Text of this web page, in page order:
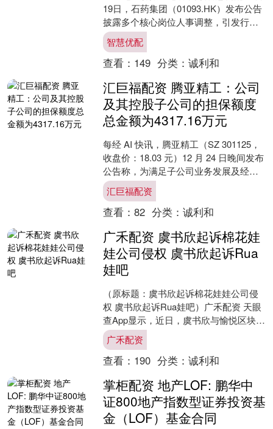
19日，石药集团（01093.HK）发布公告
披露多个核心岗位人事调整，引发行业
广泛关注。 公告显示，张翠龙因工作调
动不....
智慧优配
查看： 149 分类： 诚利和
汇巨福配资 腾亚精工：公司
及其控股子公司的担保额度
总金额为4317.16万元
每经 AI 快讯，腾亚精工（SZ 301125，
收盘价：18.03 元）12 月 24 日晚间发布
公告称，为满足子公司业务发展及经营
需要，公司拟为全资子公司安徽....
汇巨福配资
查看： 82 分类： 诚利和
广禾配资 虞书欣起诉棉花娃
娃公司侵权 虞书欣起诉Rua
娃吧
（原标题：虞书欣起诉棉花娃娃公司侵
权 虞书欣起诉Rua娃吧）广禾配资 天眼
查App显示，近日，虞书欣与愉悦区块
（杭州）科技有限公司天津分公司、愉
悦区块（杭州）科....
广禾配资
查看： 190 分类： 诚利和
掌柜配资 地产LOF: 鹏华中
证800地产指数型证券投资基
金（LOF）基金合同